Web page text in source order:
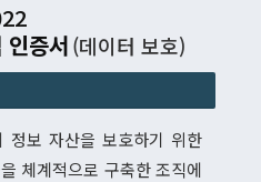
인증서(데이터 보호)
정보 자산을 보호하기 위한
체계적으로 구축한 조직에